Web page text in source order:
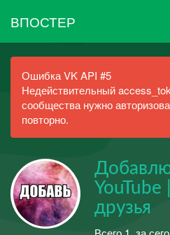
ВПОСТЕР
Ошибка VK API #5
Недействительный
сообщества нужно
повторно.
Добавлю
YouTube
друзья